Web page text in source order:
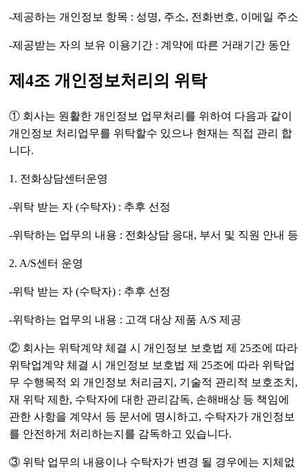
-제공하는 개인정보 항목 : 성명, 주소, 전화번호, 이메일 주소
-제공받는 자의 보유 이용기간 : 계약에 따른 거래기간 동안
제4조 개인정보처리의 위탁
① 회사는 원활한 개인정보 업무처리를 위하여 다음과 같이
개인정보 처리업무를 위탁할수 있으나 현재는 직접 관리 합
니다.
1. 전화상담센터운영
-위탁 받는 자 (수탁자) : 추후 선정
-위탁하는 업무의 내용 : 전화상담 응대, 부서 및 직원 안내 등
2. A/S센터 운영
-위탁 받는 자 (수탁자) : 추후 선정
-위탁하는 업무의 내용 : 고객 대상 제품 A/S 제공
② 회사는 위탁계약 체결 시 개인정보 보호법 제 25조에 따라
위탁업계약 체결 시 개인정보 보호법 제 25조에 따라 위탁업
무 수행목적 외 개인정보 처리금지, 기술적 관리적 보호조치,
재 위탁 제한, 수탁자에 대한 관리감독, 손해배상 등 책임에
관한 사항을 계약서 등 문서에 명시하고, 수탁자가 개인정보
를 안전하게 처리하는지를 감독하고 있습니다.
③ 위탁 업무의 내용이나 수탁자가 변경 될 경우에는 지체없